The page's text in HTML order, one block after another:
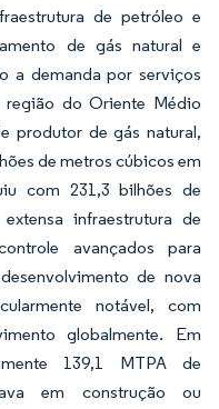
de petróleo e
de gás natural e
a demanda por serviços
do Oriente Médio
produtor de gás natural,
de metros cúbicos em
com 231,3 bilhões de
infraestrutura de
avançados para
de nova
notável, com
globalmente. Em
139,1 MTPA de
em construção ou